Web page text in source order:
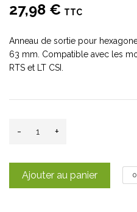
27,98 € TTC
Anneau de sortie pour
63 mm. Compatible avec les
RTS et LT CSI.
- +
Ajouter au panier 0